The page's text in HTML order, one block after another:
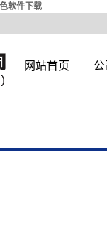
软件下载
网站首页